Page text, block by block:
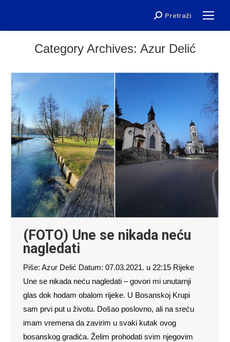
Search:
Pretraži
Category Archives: Azur Delić
(FOTO) Une se nikada neću
nagledati
Piše: Azur Delić Datum: 07.03.2021. u 22:15 Rijeke
Une se nikada neću nagledati – govori mi unutarnji
glas dok hodam obalom rijeke. U Bosanskoj Krupi
sam prvi put u životu. Došao poslovno, ali na sreću
imam vremena da zavirim u svaki kutak ovog
bosanskog gradića. Želim prohodati svim njegovim